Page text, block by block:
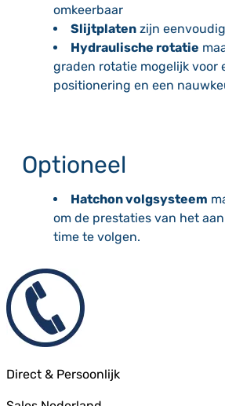
omkeerbaar
Slijtplaten zijn
Hydraulische rotatie
graden rotatie mogelijk voor
positionering en een
Optioneel
Hatchon volgsysteem
om de prestaties van het
time te volgen.
Direct & Persoonlijk